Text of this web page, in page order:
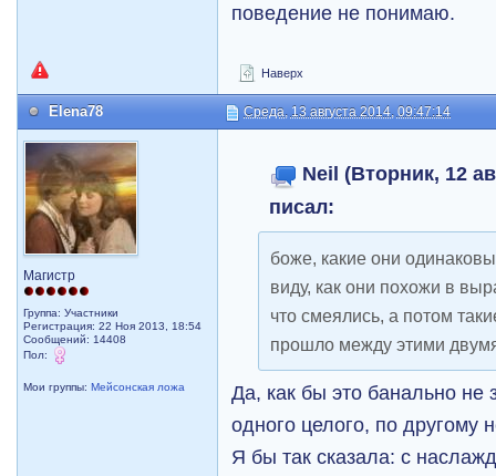
поведение не понимаю.
Наверх
Elena78 Среда, 13 августа 2014, 09:47:14
Магистр
Группа: Участники
Регистрация: 22 Ноя 2013, 18:54
Сообщений: 14408
Пол:
Мои группы: Мейсонская ложа
Neil (Вторник, 12
писал:
боже, какие они
виду, как они похожи в
что смеялись, а потом
прошло между этими
Да, как бы это банально не
одного целого, по другому
Я бы так сказала: с